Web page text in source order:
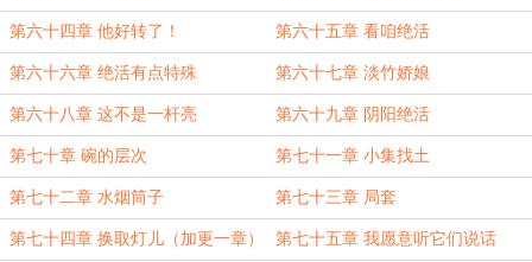
第六十四章 他好转了！ 第六十五章 看咱绝活
第六十六章 绝活有点特殊 第六十七章 淡竹娇娘
第六十八章 这不是一杆亮 第六十九章 阴阳绝活
第七十章 碗的层次 第七十一章 小集找土
第七十二章 水烟筒子 第七十三章 局套
第七十四章 换取灯儿（加更一章） 第七十五章 我愿意听它们说话